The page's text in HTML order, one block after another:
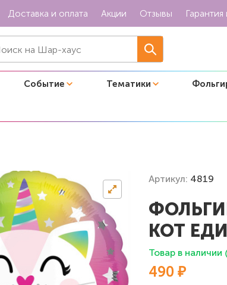
Доставка и оплата Акции Отзывы
Событие Тематики
Артикул: 4819
КОТ
Товар в наличии
490 ₽